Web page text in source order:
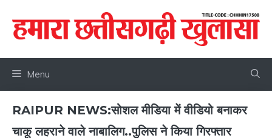
content
Menu
RAIPUR NEWS:सोशल मीडिया में वीडियो बनाकर
चाकू लहराने वाले नाबालिग..पुलिस ने किया गिरफ्तार